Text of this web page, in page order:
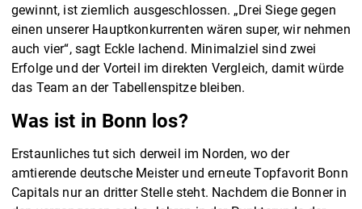
gewinnt, ist ziemlich ausgeschlossen. „Drei Siege gegen
einen unserer Hauptkonkurrenten wären super, wir nehmen
auch vier“, sagt Eckle lachend. Minimalziel sind zwei
Erfolge und der Vorteil im direkten Vergleich, damit würde
das Team an der Tabellenspitze bleiben.
Was ist in Bonn los?
Erstaunliches tut sich derweil im Norden, wo der
amtierende deutsche Meister und erneute Topfavorit Bonn
Capitals nur an dritter Stelle steht. Nachdem die Bonner in